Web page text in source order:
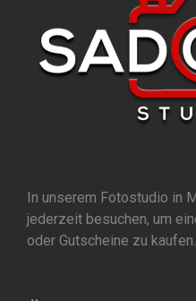
In unserem Fotostudio in
jederzeit besuchen, um
oder Gutscheine zu kaufen.